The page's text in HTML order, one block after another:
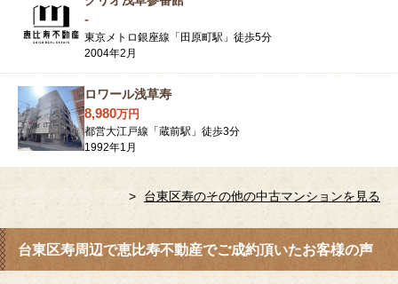
-
東京メトロ銀座線「田原町駅」徒歩5分
2004年2月
ロワール浅草寿
8,980万円
都営大江戸線「蔵前駅」徒歩3分
1992年1月
台東区寿のその他の中古マンションを見る
台東区寿周辺で恵比寿不動産でご成約頂いたお客様の声